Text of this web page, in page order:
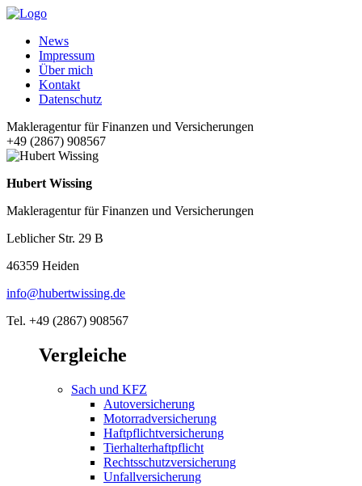
News
Impressum
Über mich
Kontakt
Datenschutz
Makleragentur für Finanzen und Versicherungen
+49 (2867) 908567
Hubert Wissing
Makleragentur für Finanzen und Versicherungen
Leblicher Str. 29 B
46359 Heiden
info@hubertwissing.de
Tel. +49 (2867) 908567
Vergleiche
Sach und KFZ
Autoversicherung
Motorradversicherung
Haftpflichtversicherung
Tierhalterhaftpflicht
Rechtsschutzversicherung
Unfallversicherung